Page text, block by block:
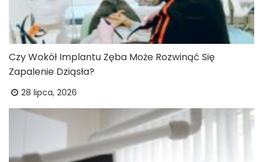
Czy Wokół Implantu Zęba Może Rozwinąć Się
Zapalenie Dziąsła?
28 lipca, 2026